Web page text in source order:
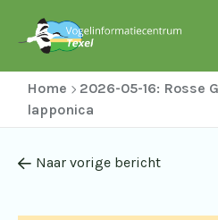
Home
2026-05-16: Rosse
lapponica
Naar vorige bericht